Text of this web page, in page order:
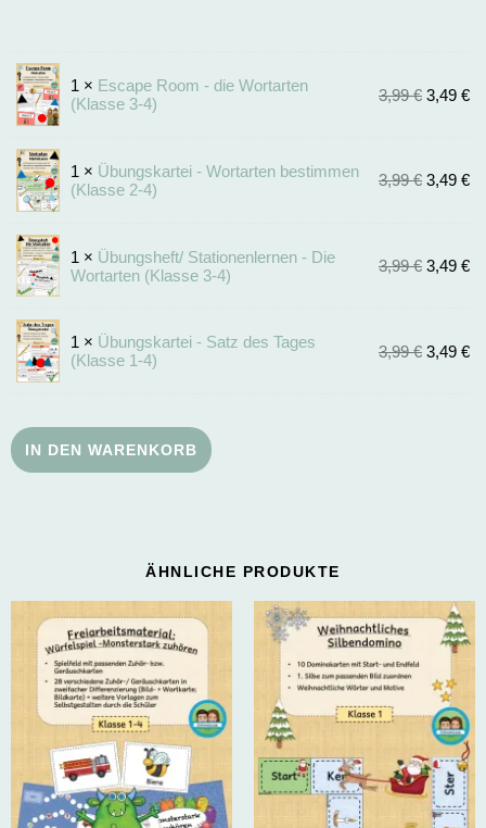
1 × Escape Room - die Wortarten
(Klasse 3-4)
3,99€ 3,49 €
1 × Übungskartei - Wortarten bestimmen
(Klasse 2-4)
3,99€ 3,49 €
1 × Übungsheft/ Stationenlernen - Die
Wortarten (Klasse 3-4)
3,99€ 3,49 €
1 × Übungskartei - Satz des Tages
(Klasse 1-4)
3,99€ 3,49 €
IN DEN WARENKORB
ÄHNLICHE PRODUKTE